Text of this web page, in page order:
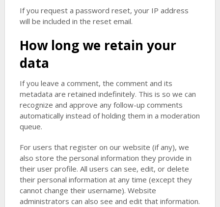
If you request a password reset, your IP address
will be included in the reset email.
How long we retain your
data
If you leave a comment, the comment and its
metadata are retained indefinitely. This is so we can
recognize and approve any follow-up comments
automatically instead of holding them in a moderation
queue.
For users that register on our website (if any), we
also store the personal information they provide in
their user profile. All users can see, edit, or delete
their personal information at any time (except they
cannot change their username). Website
administrators can also see and edit that information.